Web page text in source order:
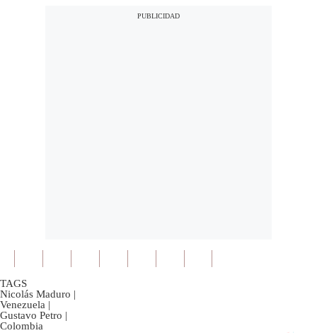
TAGS
Nicolás Maduro |
Venezuela |
Gustavo Petro |
Colombia